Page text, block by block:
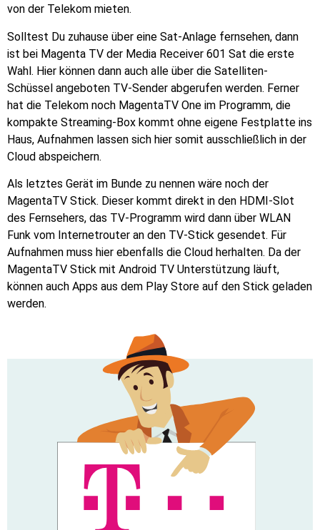
von der Telekom mieten.
Solltest Du zuhause über eine Sat-Anlage fernsehen, dann
ist bei Magenta TV der Media Receiver 601 Sat die erste
Wahl. Hier können dann auch alle über die Satelliten-
Schüssel angeboten TV-Sender abgerufen werden. Ferner
hat die Telekom noch MagentaTV One im Programm, die
kompakte Streaming-Box kommt ohne eigene Festplatte ins
Haus, Aufnahmen lassen sich hier somit ausschließlich in der
Cloud abspeichern.
Als letztes Gerät im Bunde zu nennen wäre noch der
MagentaTV Stick. Dieser kommt direkt in den HDMI-Slot
des Fernsehers, das TV-Programm wird dann über WLAN
Funk vom Internetrouter an den TV-Stick gesendet. Für
Aufnahmen muss hier ebenfalls die Cloud herhalten. Da der
MagentaTV Stick mit Android TV Unterstützung läuft,
können auch Apps aus dem Play Store auf den Stick geladen
werden.